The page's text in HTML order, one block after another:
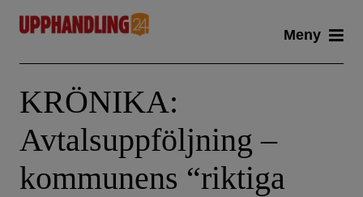
content
Meny
KRÖNIKA:
Avtalsuppföljning –
kommunens “riktiga